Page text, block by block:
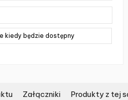
Załączniki Produkty z tej